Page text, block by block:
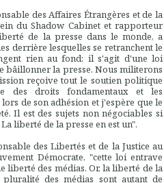
des Affaires Étrangères et de la
du Shadow Cabinet et rapporteur
de la presse dans le monde, a
derrière lesquelles se retranchent le
rien au fond: il s'agit d'une loi
bâillonner la presse. Nous militerons
reçoive tout le soutien politique
des droits fondamentaux et les
de son adhésion et j'espère que le
Il est des sujets non négociables si
liberté de la presse en est un".
des Libertés et de la Justice au
Démocrate, "cette loi entrave
liberté des médias. Or, la liberté de la
des médias sont autant de